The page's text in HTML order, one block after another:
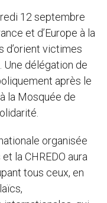
12 septembre
et d’Europe à la
d’orient victimes
Une délégation de
après le
la Mosquée de
organisée
la CHREDO aura
tous ceux, en